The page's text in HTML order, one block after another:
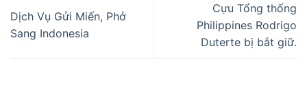
Dịch Vụ Gửi Miến, Phở
Sang Indonesia
Cựu Tổng thống
Philippines Rodrigo
Duterte bị bắt giữ.